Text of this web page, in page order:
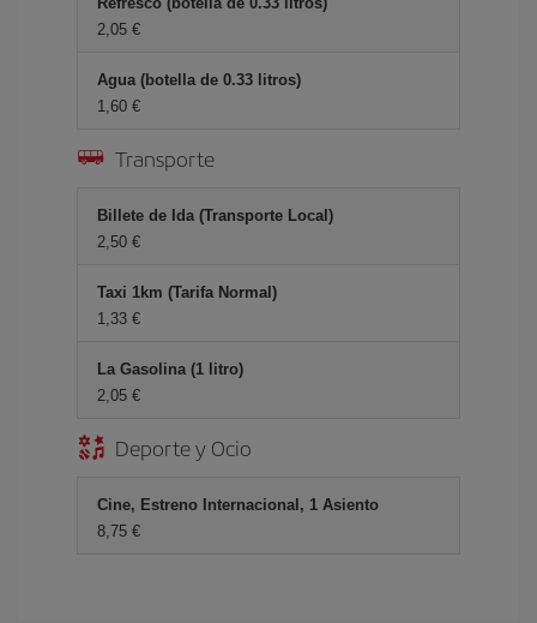
2,05 €
Agua (botella de 0.33 litros)
1,60 €
Transporte
Billete de Ida (Transporte Local)
2,50 €
Taxi 1km (Tarifa Normal)
1,33 €
La Gasolina (1 litro)
2,05 €
Deporte y Ocio
Cine, Estreno Internacional, 1 Asiento
8,75 €